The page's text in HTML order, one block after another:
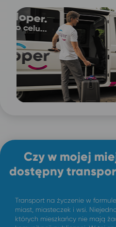
Czy w mojej
dostępny
Transport na życzenie w
miast, miasteczek i wsi.
których mieszkańcy nie mają